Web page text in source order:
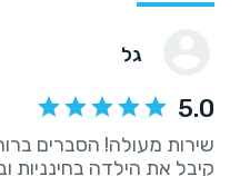
גל
5.0